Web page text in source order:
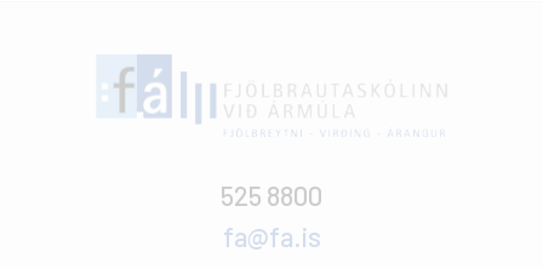
525 8800
fa@fa.is